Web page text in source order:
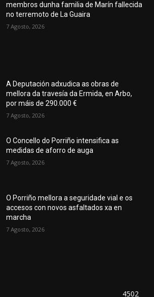
membros dunha familia de Marín fallecida
no terremoto de La Guaira
7 Agosto, 2026
A Deputación adxudica as obras de
mellora da travesía da Ermida, en Arbo,
por máis de 290.000 €
7 Agosto, 2026
O Concello do Porriño intensifica as
medidas de aforro de auga
7 Agosto, 2026
O Porriño mellora a seguridade vial e os
accesos con novos asfaltados xa en
marcha
7 Agosto, 2026
4502